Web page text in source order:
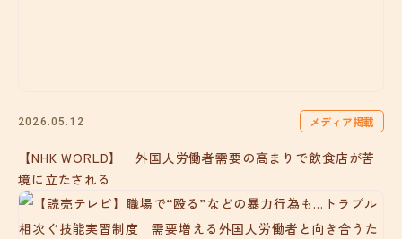
2026.05.12 メディア掲載
【NHK WORLD】 外国人労働者需要の高まりで飲食店が苦
境に立たされる